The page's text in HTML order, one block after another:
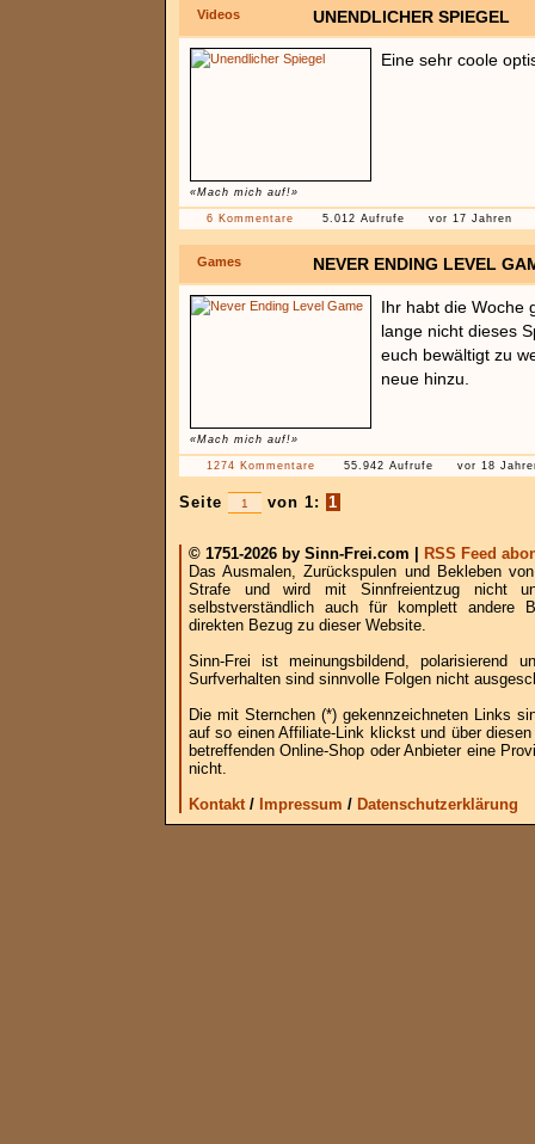
Videos UNENDLICHER SPIEGEL
«Mach mich auf!»
Eine sehr coole
6 Kommentare 5.012 Aufrufe vor 17 Jahren
Games NEVER ENDING LEVEL
«Mach mich auf!»
Ihr habt die Woche
lange nicht dieses
euch bewältigt zu
neue hinzu.
1274 Kommentare 55.942 Aufrufe vor 18
Seite von 1: 1
© 1751-2026 by Sinn-Frei.com |
RSS Feed
Das Ausmalen, Zurückspulen und Bekleben
Strafe und wird mit Sinnfreientzug nicht
selbstverständlich auch für komplett andere
direkten Bezug zu dieser Website.
Sinn-Frei ist meinungsbildend, polarisierend
Surfverhalten sind sinnvolle Folgen nicht
Die mit Sternchen (*) gekennzeichneten Links
auf so einen Affiliate-Link klickst und über
betreffenden Online-Shop oder Anbieter eine
nicht.
Kontakt/ Impressum / Datenschutzerklärung